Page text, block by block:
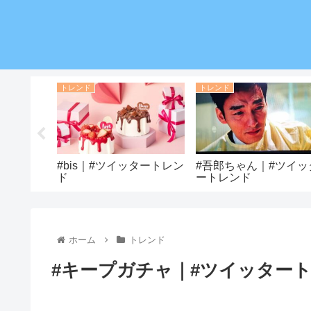
トレンド
#bis｜#ツイッタートレン
ド
トレンド
#吾郎ちゃん｜#ツイッ
ートレンド
ホーム トレンド
#キープガチャ｜#ツイッター